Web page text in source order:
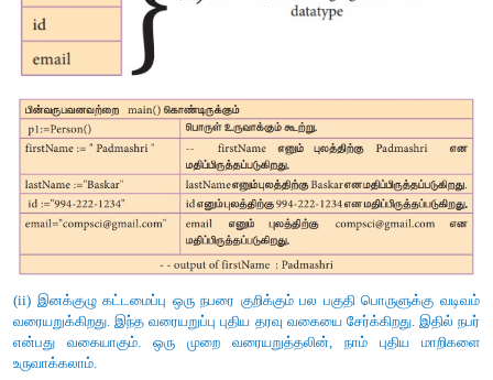
(ix) செலக்டார் செயற்கூறுகுள் தகவல்களை தரவு
பயன்படுகிறது. மேலே காணும் குறிமுனையில்,
* getlat(city)
* getlon(city) என்பவை city எனும் பொருளிலிருந்து தகவல்களை